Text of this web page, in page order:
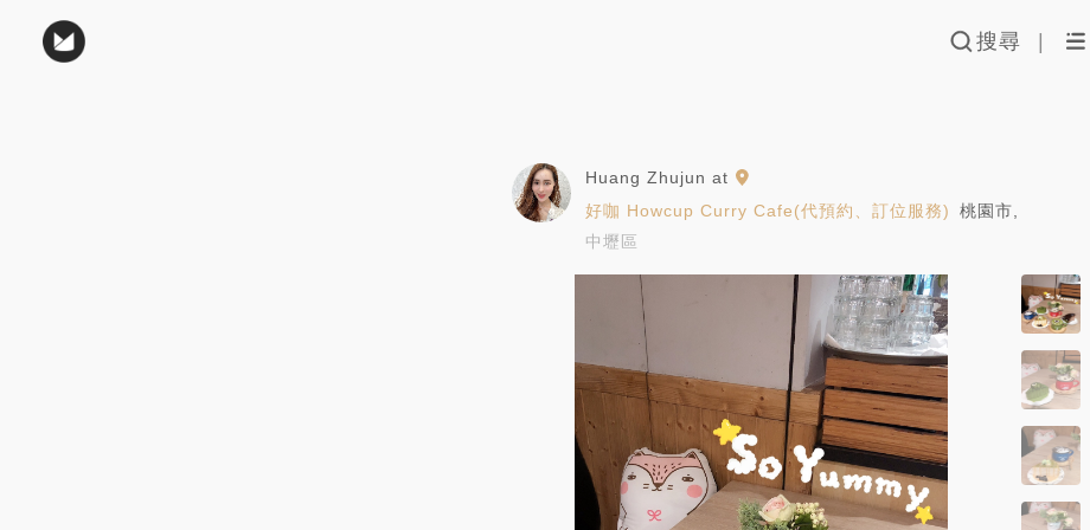
搜尋
Huang Zhujun at
好咖 Howcup Curry Cafe(代預約、訂位服務)
桃園市
中壢區